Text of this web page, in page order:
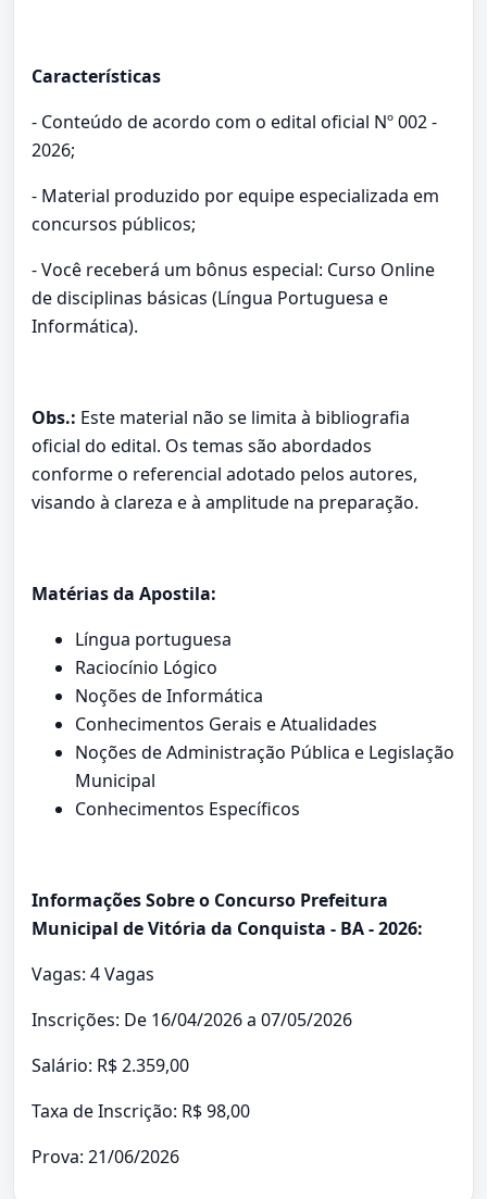
Características
- Conteúdo de acordo com o edital oficial Nº 002 -
2026;
- Material produzido por equipe especializada em
concursos públicos;
- Você receberá um bônus especial: Curso Online
de disciplinas básicas (Língua Portuguesa e
Informática).
Obs.: Este material não se limita à bibliografia
oficial do edital. Os temas são abordados
conforme o referencial adotado pelos autores,
visando à clareza e à amplitude na preparação.
Matérias da Apostila:
Língua portuguesa
Raciocínio Lógico
Noções de Informática
Conhecimentos Gerais e Atualidades
Noções de Administração Pública e Legislação
Municipal
Conhecimentos Específicos
Informações Sobre o Concurso Prefeitura
Municipal de Vitória da Conquista - BA - 2026:
Vagas: 4 Vagas
Inscrições: De 16/04/2026 a 07/05/2026
Salário: R$ 2.359,00
Taxa de Inscrição: R$ 98,00
Prova: 21/06/2026